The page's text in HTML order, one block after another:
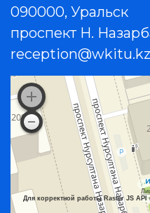
090000, Уральск
проспект Н.
reception@wkitu.kz
Для корректной работы Raster JS